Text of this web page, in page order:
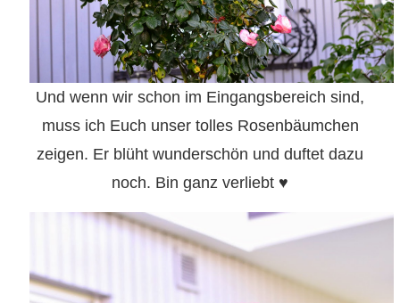
Und wenn wir schon im Eingangsbereich sind,
muss ich Euch unser tolles Rosenbäumchen
zeigen. Er blüht wunderschön und duftet dazu
noch. Bin ganz verliebt ♥